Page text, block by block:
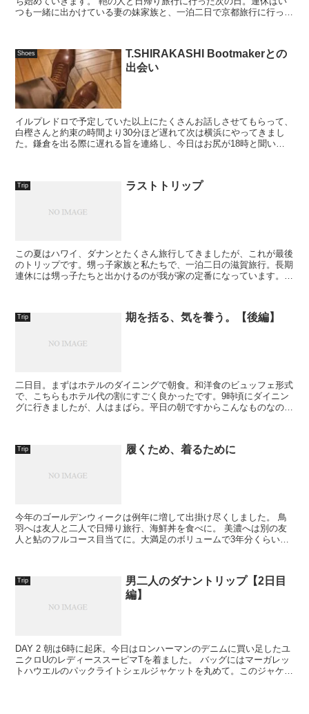
つも一緒に出かけている妻の妹家族と、一泊二日で京都旅行に行って
Shoes
T.SHIRAKASHI Bootmakerとの
出会い
イルプレドロで予定していた以上にたくさんお話しさせてもらって、
白樫さんと約束の時間より30分ほど遅れて次は横浜にやってきまし
た。鎌倉を出る際に遅れる旨を連絡し、今日はお尻が18時と聞いて
Trip ラストトリップ
この夏はハワイ、ダナンとたくさん旅行してきましたが、これが最後
のトリップです。甥っ子家族と私たちで、一泊二日の滋賀旅行。長期
連休には甥っ子たちと出かけるのが我が家の定番になっています。国
Trip 期を括る、気を養う。【後編】
二日目。まずはホテルのダイニングで朝食。和洋食のビュッフェ形式
で、こちらもホテル代の割にすごく良かったです。9時頃にダイニン
グに行きましたが、人はまばら。平日の朝ですからこんなものなので
Trip 履くため、着るために
今年のゴールデンウィークは例年に増して出掛け尽くしました。 鳥
羽へは友人と二人で日帰り旅行、海鮮丼を食べに。 美濃へは別の友
人と鮎のフルコース目当てに。大満足のボリュームで3年分くらい鮎
Trip
男二人のダナントリップ【2日目
編】
DAY 2 朝は6時に起床。今日はロンハーマンのデニムに買い足したユ
ニクロUのレディーススーピマTを着ました。 バッグにはマーガレッ
トハウエルのパックライトシェルジャケットを丸めて。このジャケッ